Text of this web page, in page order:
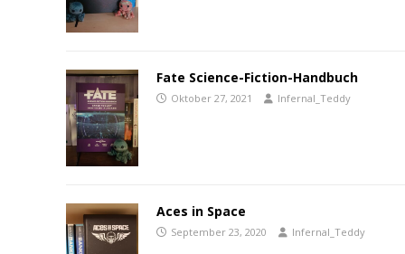
Fate Science-Fiction-Handbuch
Oktober 27, 2021 Infernal_Teddy
Aces in Space
September 23, 2020 Infernal_Teddy